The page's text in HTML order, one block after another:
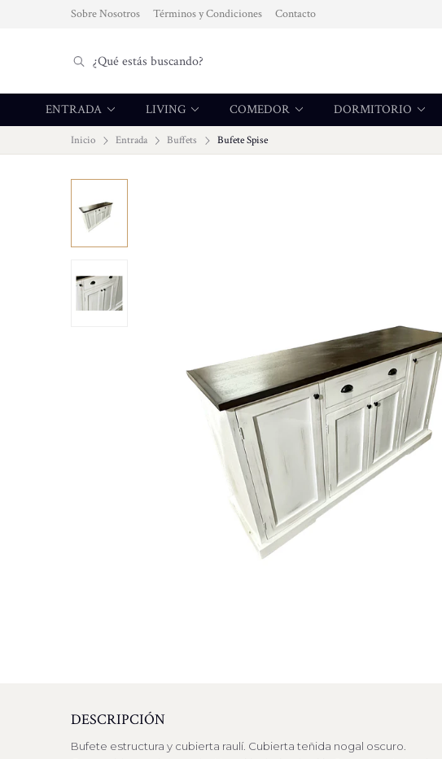
Sobre Nosotros Términos y Condiciones Contacto
ENTRADA LIVING COMEDOR DORMITORIO
Inicio Entrada Buffets Bufete Spise
DESCRIPCIÓN
Bufete estructura y cubierta raulí. Cubierta teñida nogal oscuro.